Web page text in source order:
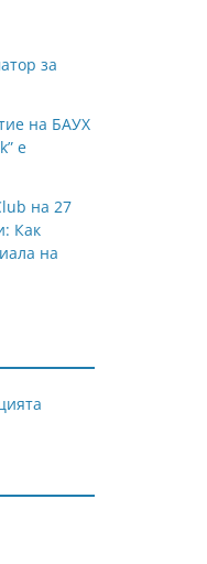
за
на БАУХ
е
на 27
Как
на